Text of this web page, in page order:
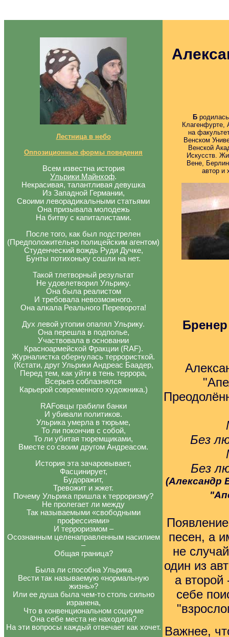
Лестница в небо
Оппозиционные формы поведения
Всем известна история
Ульрики Майнхоф.
Некрасивая, талантливая девушка
Из Западной Германии,
Своими леворадикальными статьями
Она призывала молодежь
На битву с капиталистами.
После того, как был подстрелен
(Предположительно полицейским агентом)
Студенческий вождь Руди Дучке,
Бунты потихоньку сошли на нет.
Такой тлетворный результат
Не удовлетворил Ульрику.
Она была реалистом
И требовала невозможного.
Она алкала Реального Переворота!
Дух левой утопии опалял Ульрику.
Она перешла в подполье,
Участвовала в основании
Красноармейской Фракции (RAF).
Журналистка обернулась террористкой.
(Кстати, друг Ульрики Андреас Баадер,
Перед тем, как уйти в тень террора,
Всерьез соблазнялся
Карьерой современного художника.)
RAFовцы грабили банки
И убивали политиков.
Ульрика умерла в тюрьме,
То ли покончив с собой,
То ли убитая тюремщиками,
Вместе со своим другом Андреасом.
История эта зачаровывает,
Фасцинирует,
Будоражит,
Тревожит и жжет.
Почему Ульрика пришла к терроризму?
Не пролегает ли между
Так называемыми «свободными
профессиями»
И терроризмом –
Осознанным целенаправленным насилием
–
Общая граница?
Была ли способна Ульрика
Вести так называемую «нормальную
жизнь»?
Или ее душа была чем-то столь сильно
изранена,
Что в конвенциональном социуме
Она себе места не находила?
На эти вопросы каждый отвечает как хочет.
Бродилась
Клагенфурте,
на
Венском
Венской
Искусств.
Вене,
автор и
Без
Без
(Александр
песен, а
не
один из
а второй
себе
Важнее,